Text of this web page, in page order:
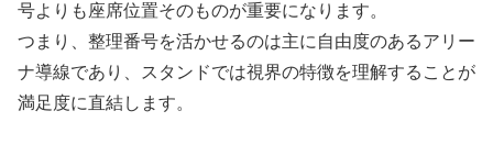
号よりも座席位置そのものが重要になります。
つまり、整理番号を活かせるのは主に自由度のあるアリー
ナ導線であり、スタンドでは視界の特徴を理解することが
満足度に直結します。